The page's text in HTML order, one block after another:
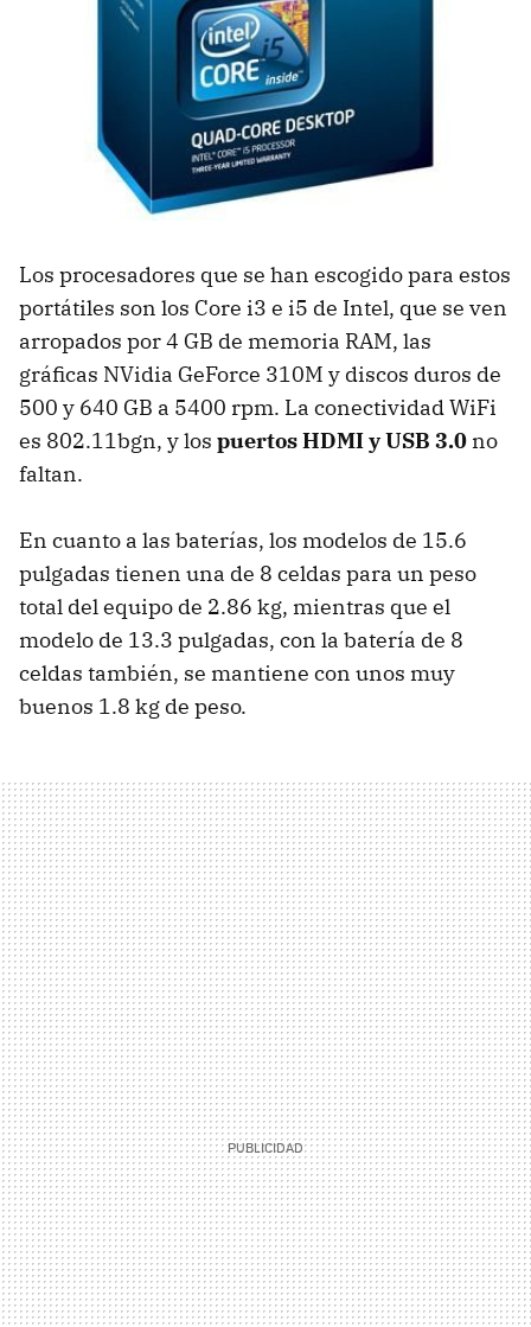
Los procesadores que se han escogido para estos
portátiles son los Core i3 e i5 de Intel, que se ven
arropados por 4 GB de memoria RAM, las
gráficas NVidia GeForce 310M y discos duros de
500 y 640 GB a 5400 rpm. La conectividad WiFi
es 802.11bgn, y los puertosHDMIyUSB 3.0 no
faltan.
En cuanto a las baterías, los modelos de 15.6
pulgadas tienen una de 8 celdas para un peso
total del equipo de 2.86 kg, mientras que el
modelo de 13.3 pulgadas, con la batería de 8
celdas también, se mantiene con unos muy
buenos 1.8 kg de peso.